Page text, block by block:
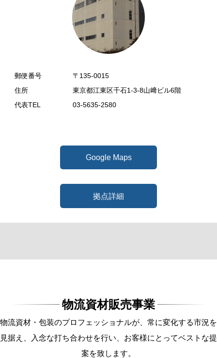
郵便番号
〒135-0015
住所
東京都江東区千石1-3-8山﨑ビル6階
代表TEL
03-5635-2580
Google Maps
拠点詳細
物流資材販売事業
物流資材・包装のプロフェッショナルが、常に変化する市況を
見据え、入念な打ち合わせを行い、お客様にとってベストな提
案を致します。